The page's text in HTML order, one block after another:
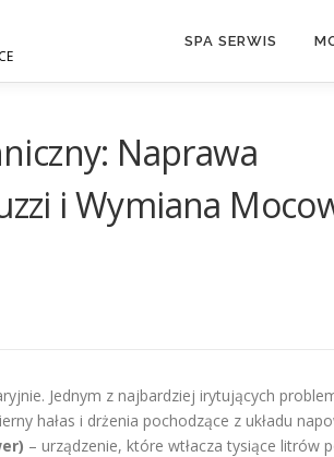
SPA SERWIS
Naprawa
i Wymiana
Jednym z najbardziej irytujących
hałas i drżenia pochodzące z układu
– urządzenie, które wtłacza tysiące litrów